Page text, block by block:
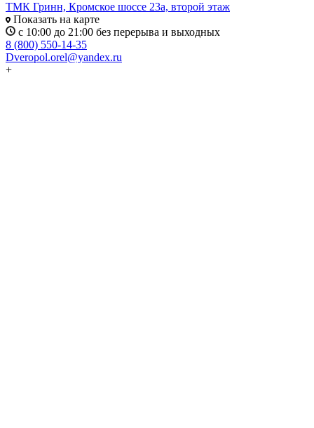
ТМК Гринн, Кромское шоссе 23а, второй этаж
Показать на карте
с 10:00 до 21:00 без перерыва и выходных
8 (800) 550-14-35
Dveropol.orel@yandex.ru
+